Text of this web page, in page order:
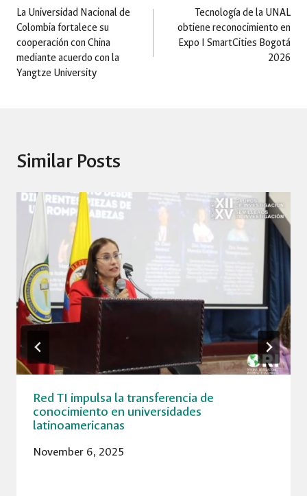
navigation
La Universidad Nacional de
Colombia fortalece su
cooperación con China
mediante acuerdo con la
Yangtze University
Tecnología de la UNAL
obtiene reconocimiento en
Expo I SmartCities Bogotá
2026
Similar Posts
Red TI impulsa la transferencia de
conocimiento en universidades
latinoamericanas
November 6, 2025